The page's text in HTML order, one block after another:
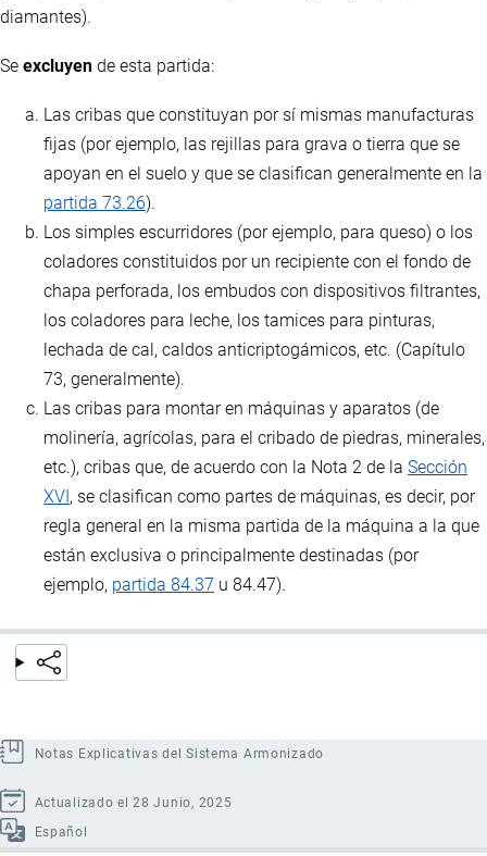
diamantes).
Se excluyen de esta partida:
Las cribas que constituyan por sí mismas manufacturas
fijas (por ejemplo, las rejillas para grava o tierra que se
apoyan en el suelo y que se clasifican generalmente en la
partida 73.26).
Los simples escurridores (por ejemplo, para queso) o los
coladores constituidos por un recipiente con el fondo de
chapa perforada, los embudos con dispositivos filtrantes,
los coladores para leche, los tamices para pinturas,
lechada de cal, caldos anticriptogámicos, etc. (Capítulo
73, generalmente).
Las cribas para montar en máquinas y aparatos (de
molinería, agrícolas, para el cribado de piedras, minerales,
etc.), cribas que, de acuerdo con la Nota 2 de la Sección
XVI , se clasifican como partes de máquinas, es decir, por
regla general en la misma partida de la máquina a la que
están exclusiva o principalmente destinadas (por
ejemplo, partida 84.37 u 84.47).
Notas Explicativas del Sistema Armonizado
Actualizado el 28 Junio, 2025
Español